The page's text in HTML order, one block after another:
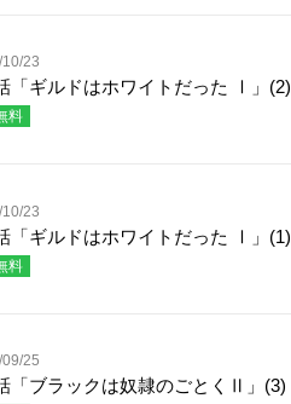
23
「ギルドはホワイトだった Ⅰ」(2)
料
23
「ギルドはホワイトだった Ⅰ」(1)
料
25
「ブラックは奴隷のごとくⅡ」(3)